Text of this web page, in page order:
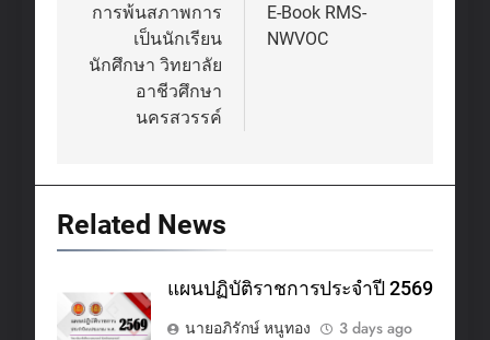
navigation
การพ้นสภาพการ
เป็นนักเรียน
นักศึกษา วิทยาลัย
อาชีวศึกษา
นครสวรรค์
E-Book RMS-
NWVOC
Related News
แผนปฏิบัติราชการประจำปี 2569
นายอภิรักษ์ หนูทอง
3 days ago